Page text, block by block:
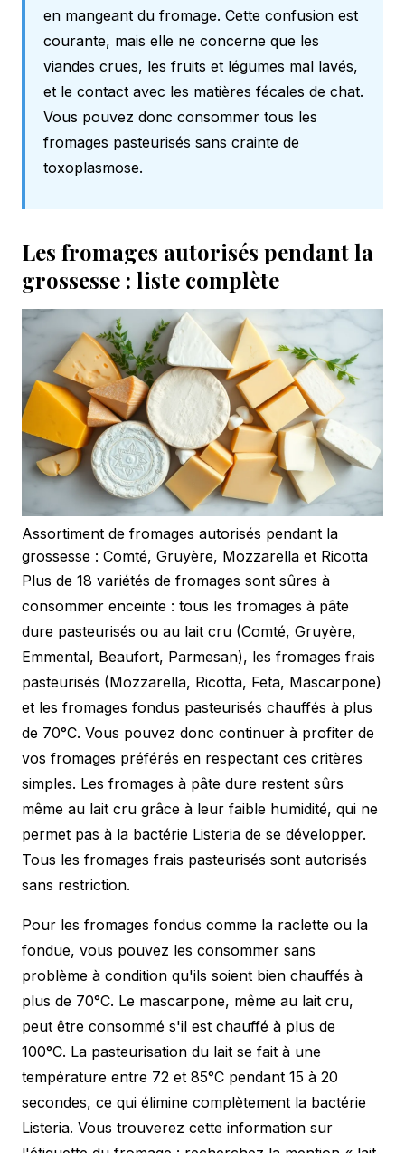
en mangeant du fromage. Cette confusion est
courante, mais elle ne concerne que les
viandes crues, les fruits et légumes mal lavés,
et le contact avec les matières fécales de chat.
Vous pouvez donc consommer tous les
fromages pasteurisés sans crainte de
toxoplasmose.
Les fromages autorisés pendant la
grossesse : liste complète
Assortiment de fromages autorisés pendant la
grossesse : Comté, Gruyère, Mozzarella et Ricotta
Plus de 18 variétés de fromages sont sûres à
consommer enceinte : tous les fromages à pâte
dure pasteurisés ou au lait cru (Comté, Gruyère,
Emmental, Beaufort, Parmesan), les fromages frais
pasteurisés (Mozzarella, Ricotta, Feta, Mascarpone)
et les fromages fondus pasteurisés chauffés à plus
de 70°C. Vous pouvez donc continuer à profiter de
vos fromages préférés en respectant ces critères
simples. Les fromages à pâte dure restent sûrs
même au lait cru grâce à leur faible humidité, qui ne
permet pas à la bactérie Listeria de se développer.
Tous les fromages frais pasteurisés sont autorisés
sans restriction.
Pour les fromages fondus comme la raclette ou la
fondue, vous pouvez les consommer sans
problème à condition qu'ils soient bien chauffés à
plus de 70°C. Le mascarpone, même au lait cru,
peut être consommé s'il est chauffé à plus de
100°C. La pasteurisation du lait se fait à une
température entre 72 et 85°C pendant 15 à 20
secondes, ce qui élimine complètement la bactérie
Listeria. Vous trouverez cette information sur